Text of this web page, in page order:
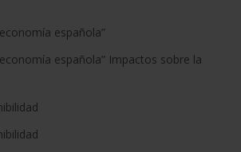
española”
española” Impactos sobre la